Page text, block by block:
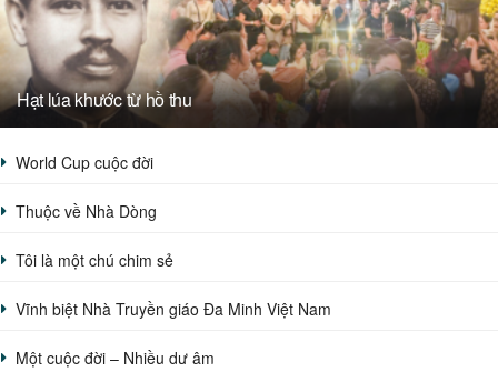
Hạt lúa khước từ hồ thu
World Cup cuộc đời
Thuộc về Nhà Dòng
Tôi là một chú chim sẻ
Vĩnh biệt Nhà Truyền giáo Đa Minh Việt Nam
Một cuộc đời – Nhiều dư âm